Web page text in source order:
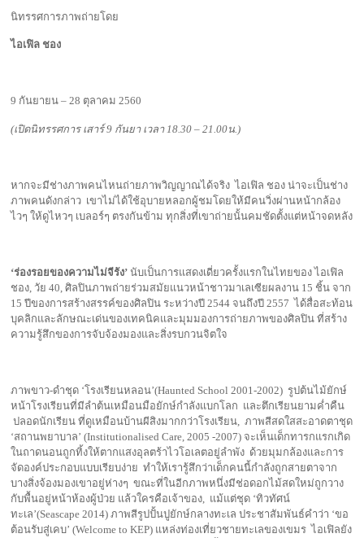
นิทรรศการภาพถ่ายโดย
ไอเฟิล ชอง
9 กันยายน – 28 ตุลาคม 2560
(เปิดนิทรรศการ เสาร์ 9 กันยา เวลา 18.30 – 21.00น.)
หากจะมีช่างภาพคนไหนถ่ายภาพวิญญาณได้จริง ไอเฟิล ชอง น่าจะเป็นช่าง
ภาพคนดังกล่าว เขาไม่ได้ใช้อุบายหลอกผู้ชมโดยให้มีคนวิ่งผ่านหน้ากล้อง
ไวๆ ให้ดูไหวๆ เบลอร์ๆ ตรงกันข้าม ทุกสิ่งที่เขาถ่ายนั้นคมชัดตั้งแต่หน้าจดหลัง
‘ร่องรอยของความไม่จีรัง’ นับเป็นการแสดงเดี่ยวครั้งแรกในไทยของ ไอเฟิล
ชอง, วัย 40, ศิลปินภาพถ่ายร่วมสมัยแนวหน้าชาวมาเลเซียผลงาน 15 ชิ้น จาก
15 ปีของการสร้างสรรค์ของศิลปิน ระหว่างปี 2544 จนถึงปี 2557 ได้สื่อสะท้อน
บุคลิกและลักษณะเด่นของเทคนิคและมุมมองการถ่ายภาพของศิลปิน ที่สร้าง
ความรู้สึกของการจับจ้องมองและสิ่งรบกวนจิตใจ
ภาพขาว-ดำชุด ‘โรงเรียนหลอน’(Haunted School 2001-2002) รูปต้นไม้ยักษ์
หน้าโรงเรียนที่มีลำต้นเหมือนมือยักษ์กำลังแบกโลก และตึกเรียนยามค่ำคืน
ปลอดนักเรียน ที่ดูเหมือนบ้านผีสิงมากกว่าโรงเรียน, ภาพสีสดใสสะอาดตาชุด
‘สถานพยาบาล’ (Institutionalised Care, 2005 -2007) จะเห็นเด็กทารกแรกเกิด
ในถาดนอนถูกทิ้งให้ตากแสงอุลตร้าไวโอเลตอยู่ลำพัง ด้วยมุมกล้องและการ
จัดองค์ประกอบแบบเรียบง่าย ทำให้เรารู้สึกว่าเด็กคนนี้กำลังถูกสายตาจาก
บางสิ่งจ้องมองเขาอยู่ห่างๆ ขณะที่ในอีกภาพหนึ่งมีช่อดอกไม้สดใหม่ถูกวาง
กับพื้นอยู่หน้าห้องผู้ป่วย แล้วใครคือเจ้าของ, แม้แต่ชุด ‘ทิวทัศน์
ทะเล’(Seascape 2014) ภาพสีรูปปั้นปูยักษ์กลางทะเล ประชาสัมพันธ์คำว่า ‘ขอ
ต้อนรับสู่เคบ’ (Welcome to KEP) แหล่งท่องเที่ยวชายทะเลของเขมร ไอเฟิลยัง